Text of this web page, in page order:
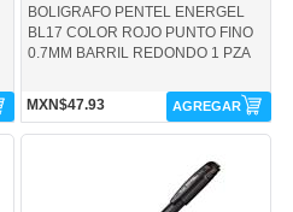
BOLIGRAFO PENTEL ENERGEL
BL17 COLOR ROJO PUNTO FINO
0.7MM BARRIL REDONDO 1 PZA
MXN$47.93 AGREGAR